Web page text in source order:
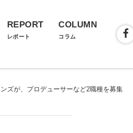
REPORT
レポート
COLUMN
コラム
ズが、プロデューサーなど2職種を募集